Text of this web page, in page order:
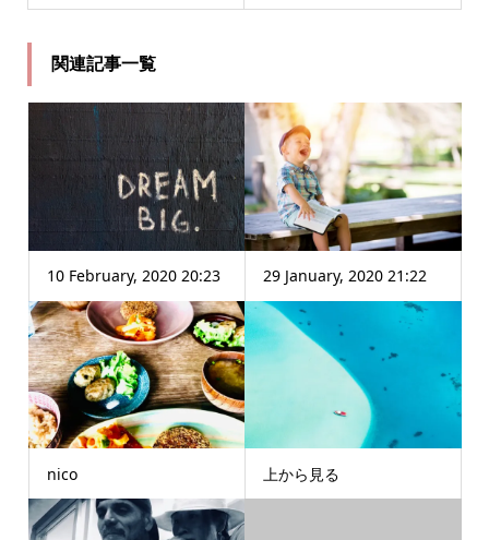
関連記事一覧
10 February, 2020 20:23 29 January, 2020 21:22
nico 上から見る